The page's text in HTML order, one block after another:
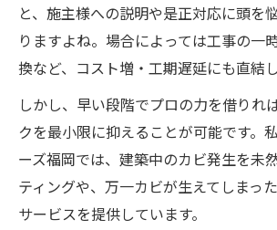
と、施主様への説明や是正対応に頭を
りますよね。場合によっては工事の一
換など、コスト増・工期遅延にも直結
しかし、早い段階でプロの力を借りれ
クを最小限に抑えることが可能です。
ーズ福岡では、建築中のカビ発生を未
ティングや、万一カビが生えてしまっ
サービスを提供しています。